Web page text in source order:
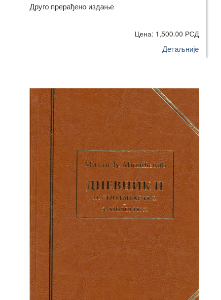
Друго прерађено издање
Цена: 1,500.00 РСД
Детаљније